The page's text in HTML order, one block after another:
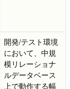
開発/テスト環境
において、中規
模リレーショナ
ルデータベース
上で動作する幅